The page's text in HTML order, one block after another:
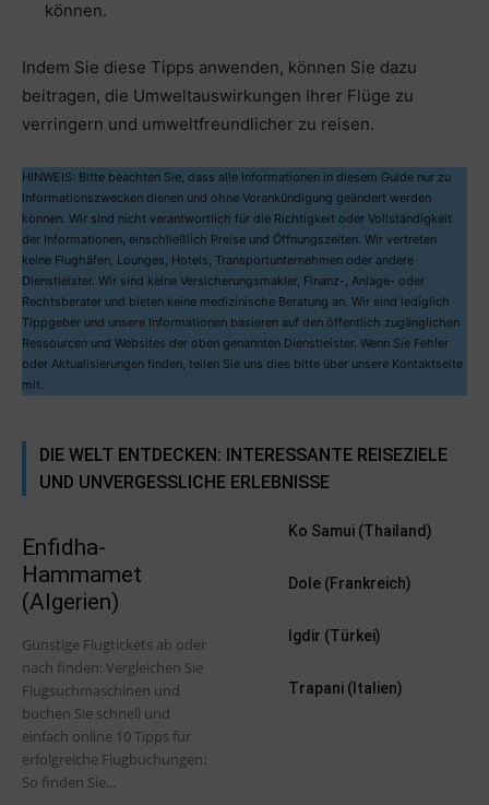
können.
Indem Sie diese Tipps anwenden, können Sie dazu
beitragen, die Umweltauswirkungen Ihrer Flüge zu
verringern und umweltfreundlicher zu reisen.
HINWEIS: Bitte beachten Sie, dass alle Informationen in diesem Guide nur zu
Informationszwecken dienen und ohne Vorankündigung geändert werden
können. Wir sind nicht verantwortlich für die Richtigkeit oder Vollständigkeit
der Informationen, einschließlich Preise und Öffnungszeiten. Wir vertreten
keine Flughäfen, Lounges, Hotels, Transportunternehmen oder andere
Dienstleister. Wir sind keine Versicherungsmakler, Finanz-, Anlage- oder
Rechtsberater und bieten keine medizinische Beratung an. Wir sind lediglich
Tippgeber und unsere Informationen basieren auf den öffentlich zugänglichen
Ressourcen und Websites der oben genannten Dienstleister. Wenn Sie Fehler
oder Aktualisierungen finden, teilen Sie uns dies bitte über unsere Kontaktseite
mit.
DIE WELT ENTDECKEN: INTERESSANTE REISEZIELE
UND UNVERGESSLICHE ERLEBNISSE
Enfidha-
Hammamet
(Algerien)
Günstige Flugtickets ab oder
nach finden: Vergleichen Sie
Flugsuchmaschinen und
buchen Sie schnell und
einfach online 10 Tipps für
erfolgreiche Flugbuchungen:
So finden Sie...
Ko Samui (Thailand)
Dole (Frankreich)
Igdir (Türkei)
Trapani (Italien)